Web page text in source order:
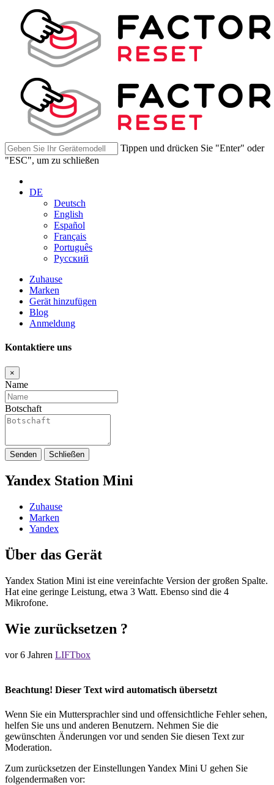
Tippen und drücken Sie "Enter" oder
"ESC", um zu schließen
DE
Deutsch
English
Español
Français
Português
Русский
Zuhause
Marken
Gerät hinzufügen
Blog
Anmeldung
Kontaktiere uns
×
Name
Botschaft
Senden Schließen
Yandex Station Mini
Zuhause
Marken
Yandex
Über das Gerät
Yandex Station Mini ist eine vereinfachte Version der großen Spalte.
Hat eine geringe Leistung, etwa 3 Watt. Ebenso sind die 4
Mikrofone.
Wie zurücksetzen ?
vor 6 Jahren LIFTbox
Beachtung! Dieser Text wird automatisch übersetzt
Wenn Sie ein Muttersprachler sind und offensichtliche Fehler sehen,
helfen Sie uns und anderen Benutzern. Nehmen Sie die
gewünschten Änderungen vor und senden Sie diesen Text zur
Moderation.
Zum zurücksetzen der Einstellungen Yandex Mini U gehen Sie
folgendermaßen vor: